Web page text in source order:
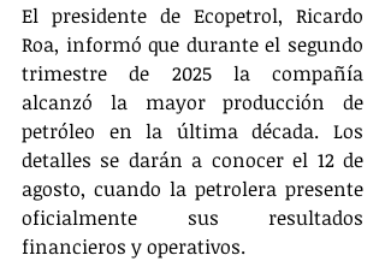
El presidente de Ecopetrol, Ricardo
Roa, informó que durante el segundo
trimestre de 2025 la compañía
alcanzó la mayor producción de
petróleo en la última década. Los
detalles se darán a conocer el 12 de
agosto, cuando la petrolera presente
oficialmente sus resultados
financieros y operativos.